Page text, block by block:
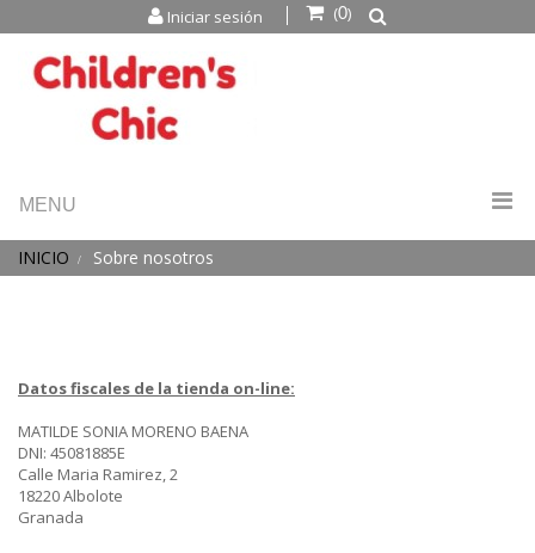
Iniciar sesión (0)
MENU
INICIO Sobre nosotros
Datos fiscales de la tienda on-line:
MATILDE SONIA MORENO BAENA
DNI: 45081885E
Calle Maria Ramirez, 2
18220 Albolote
Granada